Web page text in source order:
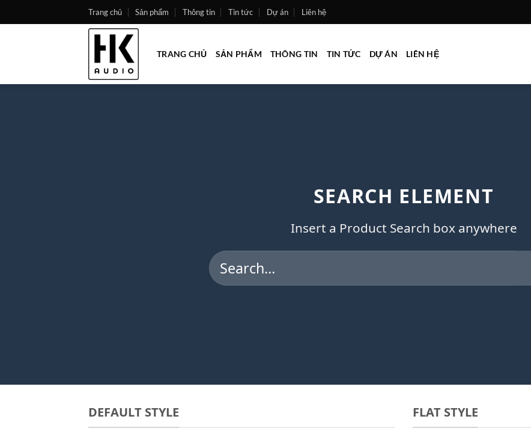
to
Trang chủ Sản phẩm Thông tin Tin tức Dự án Liên hệ
TRANG CHỦ SẢN PHẨM THÔNG TIN TIN TỨC DỰ ÁN LIÊN HỆ
SEARCH ELEMENT
Insert a Product Search box anywhere
Search
for:
DEFAULT STYLE FLAT STYLE